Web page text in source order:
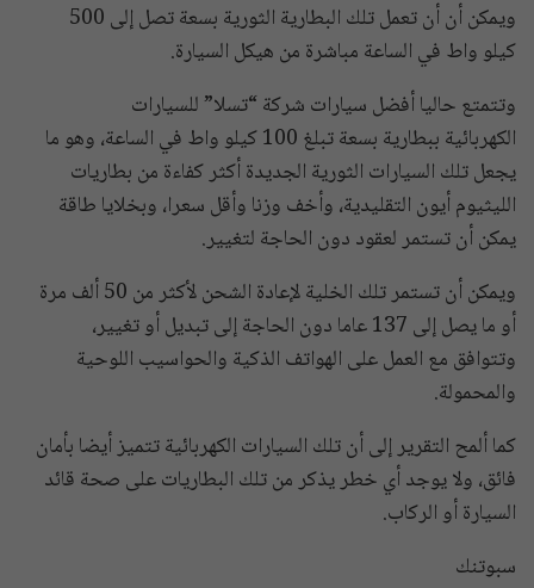
ويمكن أن أن تعمل تلك البطارية الثورية بسعة تصل إلى 500
كيلو واط في الساعة مباشرة من هيكل السيارة.
وتتمتع حاليا أفضل سيارات شركة “تسلا” للسيارات
الكهربائية ببطارية بسعة تبلغ 100 كيلو واط في الساعة، وهو ما
يجعل تلك السيارات الثورية الجديدة أكثر كفاءة من بطاريات
الليثيوم أيون التقليدية، وأخف وزنا وأقل سعرا، وبخلايا طاقة
يمكن أن تستمر لعقود دون الحاجة لتغيير.
ويمكن أن تستمر تلك الخلية لإعادة الشحن لأكثر من 50 ألف مرة
أو ما يصل إلى 137 عاما دون الحاجة إلى تبديل أو تغيير،
وتتوافق مع العمل على الهواتف الذكية والحواسيب اللوحية
والمحمولة.
كما ألمح التقرير إلى أن تلك السيارات الكهربائية تتميز أيضا بأمان
فائق، ولا يوجد أي خطر يذكر من تلك البطاريات على صحة قائد
السيارة أو الركاب.
سبوتنك